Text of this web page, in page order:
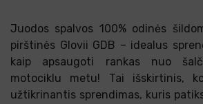
Juodos spalvos 100% odinės
pirštinės Glovii GDB – idealus
kaip apsaugoti rankas nuo
motociklu metu! Tai išskirtinis,
užtikrinantis sprendimas, kuris